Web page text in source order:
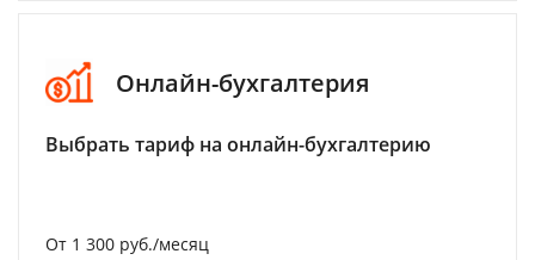
Онлайн-бухгалтерия
Выбрать тариф на онлайн-бухгалтерию
От 1 300 руб./месяц